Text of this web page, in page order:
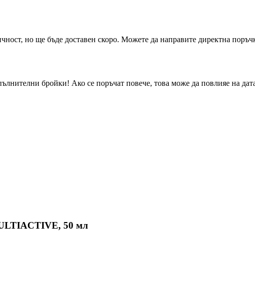
но ще бъде доставен скоро. Можете да направите директна
бройки! Ако се поръчат повече, това може да повлияе на
50 мл